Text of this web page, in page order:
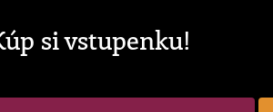
si vstupenku!